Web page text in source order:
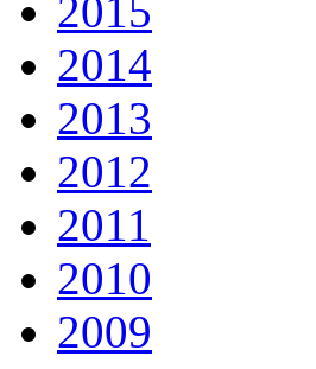
2015
2014
2013
2012
2011
2010
2009